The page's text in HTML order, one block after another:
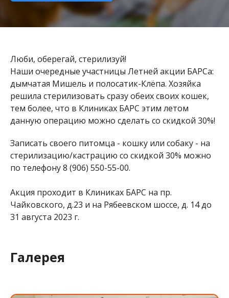
Люби, оберегай, стерилизуй!
Наши очередные участницы Летней акции БАРСа:
дымчатая Мишель и полосатик-Клёпа. Хозяйка
решила стерилизовать сразу обеих своих кошек,
тем более, что в Клиниках БАРС этим летом
данную операцию можно сделать со скидкой 30%!
Записать своего питомца - кошку или собаку - на
стерилизацию/кастрацию со скидкой 30% можно
по телефону 8 (906) 550-55-00.
Акция проходит в Клиниках БАРС на пр.
Чайковского, д.23 и на Рябеевском шоссе, д. 14 до
31 августа 2023 г.
Галерея